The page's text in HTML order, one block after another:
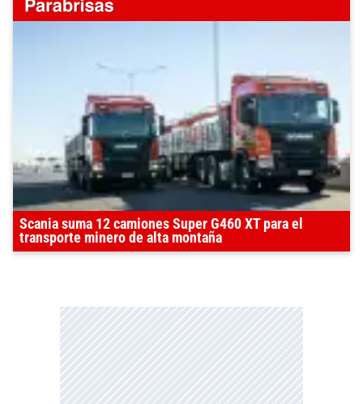
Scania suma 12 camiones Super G460 XT para el
transporte minero de alta montaña